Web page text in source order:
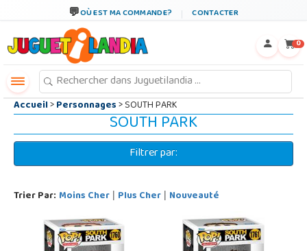
OÙ EST MA COMMANDE? CONTACTER
0
Accueil>Personnages> SOUTH PARK
SOUTH PARK
Filtrer par:
Trier Par: Moins Cher | Plus Cher | Nouveauté